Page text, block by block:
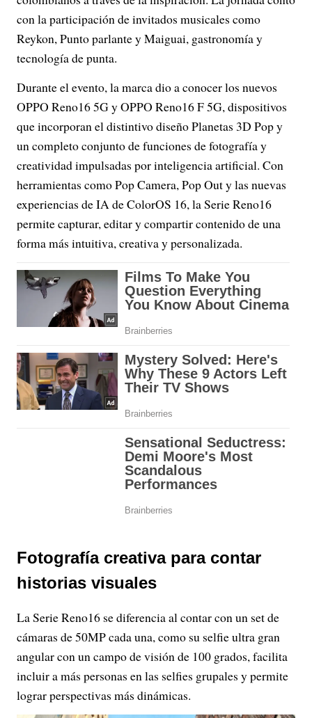
con la participación de invitados musicales como
Reykon, Punto parlante y Maiguai, gastronomía y
tecnología de punta.
Durante el evento, la marca dio a conocer los nuevos
OPPO Reno16 5G y OPPO Reno16 F 5G, dispositivos
que incorporan el distintivo diseño Planetas 3D Pop y
un completo conjunto de funciones de fotografía y
creatividad impulsadas por inteligencia artificial. Con
herramientas como Pop Camera, Pop Out y las nuevas
experiencias de IA de ColorOS 16, la Serie Reno16
permite capturar, editar y compartir contenido de una
forma más intuitiva, creativa y personalizada.
Fotografía creativa para contar
historias visuales
La Serie Reno16 se diferencia al contar con un set de
cámaras de 50MP cada una, como su selfie ultra gran
angular con un campo de visión de 100 grados, facilita
incluir a más personas en las selfies grupales y permite
lograr perspectivas más dinámicas.